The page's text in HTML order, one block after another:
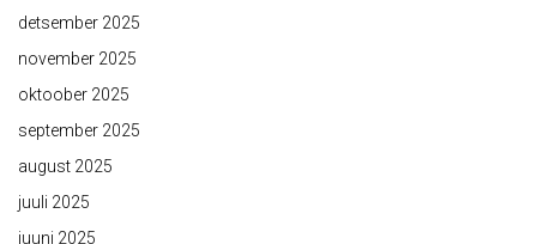
detsember 2025
november 2025
oktoober 2025
september 2025
august 2025
juuli 2025
juuni 2025